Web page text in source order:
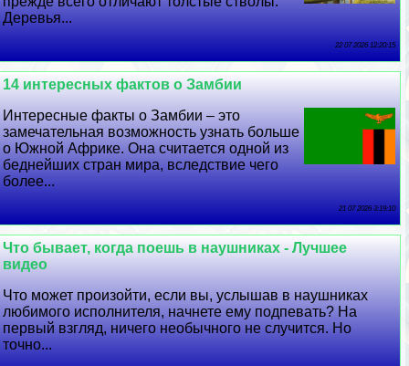
Деревья...
22 07 2026 12:20:15
14 интересных фактов о Замбии
Интересные факты о Замбии – это
замечательная возможность узнать больше
о Южной Африке. Она считается одной из
беднейших стран мира, вследствие чего
более...
21 07 2026 3:19:10
Что бывает, когда поешь в наушниках - Лучшее
видео
Что может произойти, если вы, услышав в наушниках
любимого исполнителя, начнете ему подпевать? На
первый взгляд, ничего необычного не случится. Но
точно...